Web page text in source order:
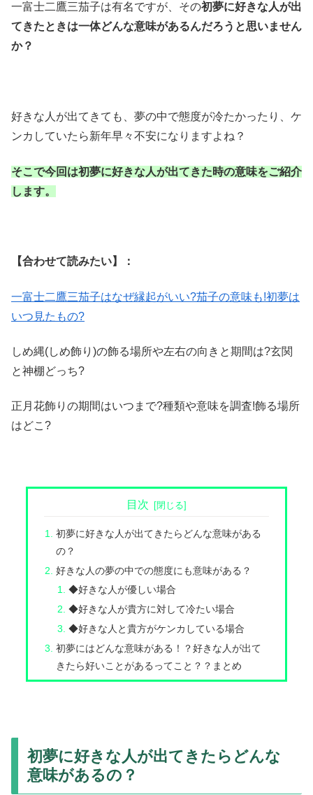
一富士二鷹三茄子は有名ですが、その初夢に好きな人が出
てきたときは一体どんな意味があるんだろうと思いません
か？
好きな人が出てきても、夢の中で態度が冷たかったり、ケ
ンカしていたら新年早々不安になりますよね？
そこで今回は初夢に好きな人が出てきた時の意味をご紹介
します。
【合わせて読みたい】：
一富士二鷹三茄子はなぜ縁起がいい?茄子の意味も!初夢は
いつ見たもの?
しめ縄(しめ飾り)の飾る場所や左右の向きと期間は?玄関
と神棚どっち?
正月花飾りの期間はいつまで?種類や意味を調査!飾る場所
はどこ?
目次
初夢に好きな人が出てきたらどんな意味がある
の？
好きな人の夢の中での態度にも意味がある？
◆好きな人が優しい場合
◆好きな人が貴方に対して冷たい場合
◆好きな人と貴方がケンカしている場合
初夢にはどんな意味がある！？好きな人が出て
きたら好いことがあるってこと？？まとめ
初夢に好きな人が出てきたらどんな
意味があるの？